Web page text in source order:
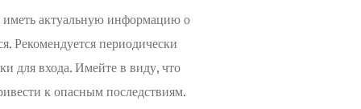
актуальную информацию о
Рекомендуется периодически
для входа. Имейте в виду, что
к опасным последствиям.